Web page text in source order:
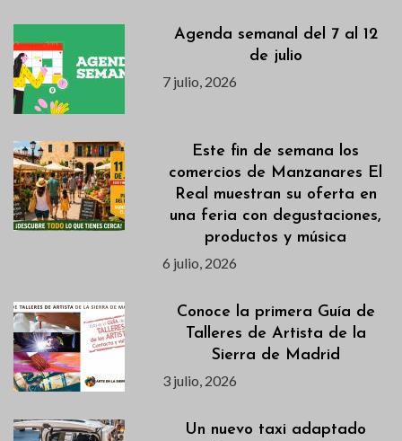
Agenda semanal del 7 al 12
de julio
7 julio, 2026
Este fin de semana los
comercios de Manzanares El
Real muestran su oferta en
una feria con degustaciones,
productos y música
6 julio, 2026
Conoce la primera Guía de
Talleres de Artista de la
Sierra de Madrid
3 julio, 2026
Un nuevo taxi adaptado